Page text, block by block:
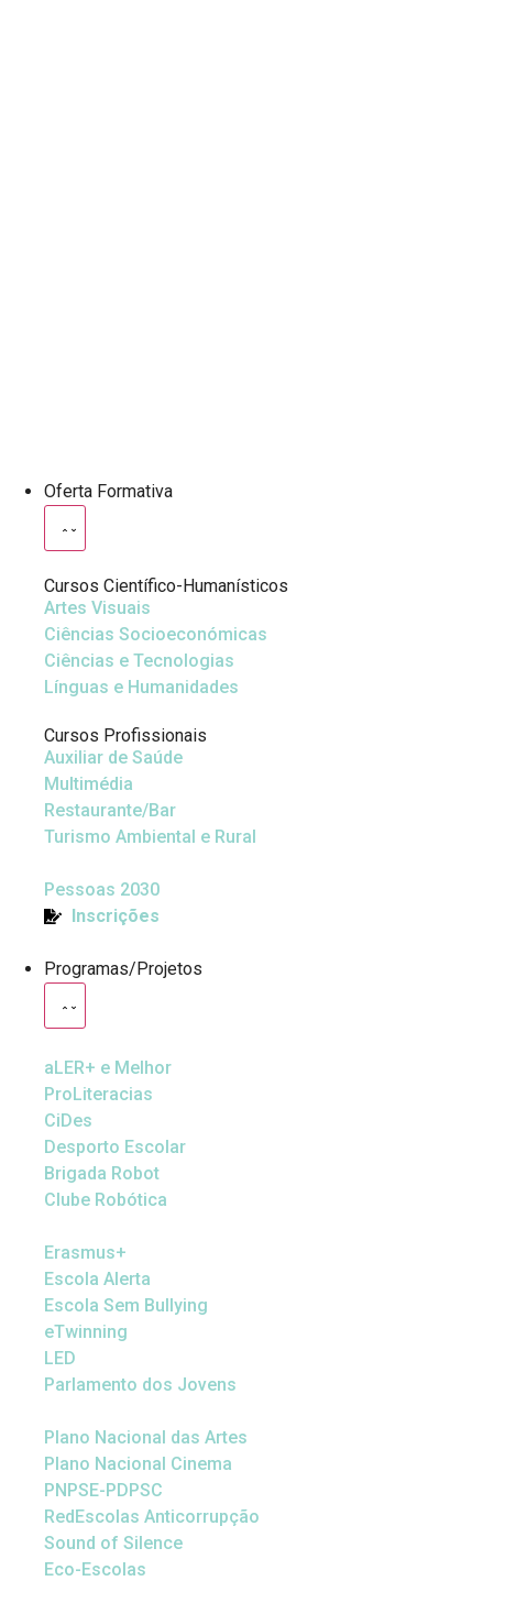
Oferta Formativa
Cursos Científico-Humanísticos
Artes Visuais
Ciências Socioeconómicas
Ciências e Tecnologias
Línguas e Humanidades
Cursos Profissionais
Auxiliar de Saúde
Multimédia
Restaurante/Bar
Turismo Ambiental e Rural
Pessoas 2030
Inscrições
Programas/Projetos
aLER+ e Melhor
ProLiteracias
CiDes
Desporto Escolar
Brigada Robot
Clube Robótica
Erasmus+
Escola Alerta
Escola Sem Bullying
eTwinning
LED
Parlamento dos Jovens
Plano Nacional das Artes
Plano Nacional Cinema
PNPSE-PDPSC
RedEscolas Anticorrupção
Sound of Silence
Eco-Escolas